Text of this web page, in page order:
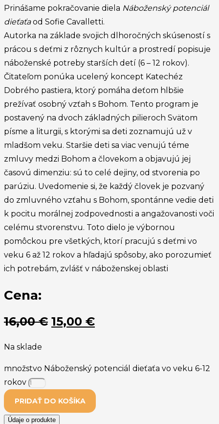
Prinášame pokračovanie diela Náboženský potenciál
dieťaťaod Sofie Cavalletti.
Autorka na základe svojich dlhoročných skúseností s
prácou s deťmi z rôznych kultúr a prostredí popisuje
náboženské potreby starších detí (6 – 12 rokov).
Čitateľom ponúka ucelený koncept Katechéz
Dobrého pastiera, ktorý pomáha deťom hlbšie
prežívať osobný vzťah s Bohom. Tento program je
postavený na dvoch základných pilieroch Svätom
písme a liturgii, s ktorými sa deti zoznamujú už v
mladšom veku. Staršie deti sa viac venujú téme
zmluvy medzi Bohom a človekom a objavujú jej
časovú dimenziu: sú to celé dejiny, od stvorenia po
parúziu. Uvedomenie si, že každý človek je pozvaný
do zmluvného vzťahu s Bohom, spontánne vedie deti
k pocitu morálnej zodpovednosti a angažovanosti voči
celému stvorenstvu. Toto dielo je výbornou
pomôckou pre všetkých, ktorí pracujú s deťmi vo
veku 6 až 12 rokov a hľadajú spôsoby, ako porozumieť
ich potrebám, zvlášť v náboženskej oblasti
Cena:
16,00€ 15,00 €
Na sklade
množstvo Náboženský potenciál dieťaťa vo veku 6-12
rokov
PRIDAŤ DO KOŠÍKA
Údaje o produkte